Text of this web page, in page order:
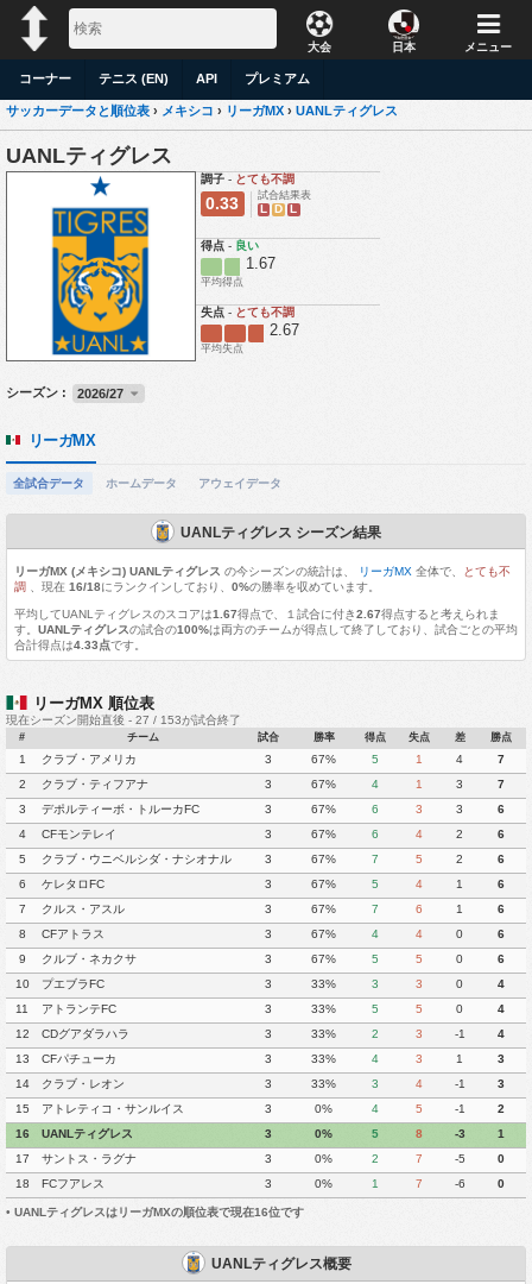
大会 日本 メニュー
コーナー テニス (EN) API プレミアム
サッカーデータと順位表 › メキシコ › リーガMX › UANLティグレス
UANLティグレス
調子 - とても不調
0.33 試合結果表
L D L
得点 - 良い
1.67
平均得点
失点 - とても不調
2.67
平均失点
シーズン : 2026/27
リーガMX
全試合データ ホームデータ アウェイデータ
UANLティグレス シーズン結果
リーガMX (メキシコ) UANLティグレス の今シーズンの統計は、 リーガMX 全体で、 とても不
調 、現在 16/18にランクインしており、 0%の勝率を収めています。
平均してUANLティグレスのスコアは1.67得点で、１試合に付き2.67得点すると考えられま
す。 UANLティグレスの試合の100%は両方のチームが得点して終了しており、試合ごとの平均
合計得点は4.33点です。
リーガMX 順位表
現在シーズン開始直後 - 27 / 153が試合終了
# チーム 試合 勝率 得点 失点 差 勝点
1 クラブ・アメリカ 3 67% 5 1 4
7
2
クラブ・ティフアナ 3 67% 4 1 3
7
3
デポルティーボ・トルーカFC 3 67% 6 3 3
6
4
CFモンテレイ 3 67% 6 4 2
6
5
クラブ・ウニベルシダ・ナシオナル 3 67% 7 5 2
6
6
ケレタロFC 3 67% 5 4 1
6
7
クルス・アスル 3 67% 7 6 1
6
8
CFアトラス 3 67% 4 4 0
6
9
クルブ・ネカクサ 3 67% 5 5 0
6
10
プエブラFC 3 33% 3 3 0
4
11
アトランテFC 3 33% 5 5 0
4
12
CDグアダラハラ 3 33% 2 3 -1
4
13
CFパチューカ 3 33% 4 3 1
3
14
クラブ・レオン 3 33% 3 4 -1
3
15
アトレティコ・サンルイス 3 0% 4 5 -1
2
16
UANLティグレス 3 0% 5 8 -3
1
17
サントス・ラグナ 3 0% 2 7 -5
0
18
FCフアレス 3 0% 1 7 -6 0
• UANLティグレスはリーガMXの順位表で現在16位です
UANLティグレス概要